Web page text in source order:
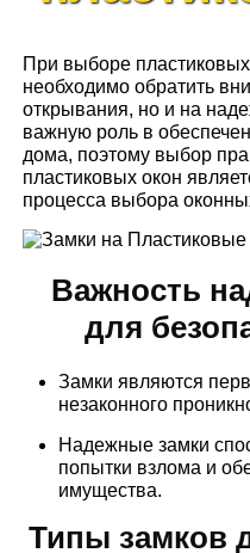
При выборе
необходимо обратить
открывания, но и на
важную роль в
дома, поэтому выбор
пластиковых окон
процесса выбора
Важность
для
Замки являются
незаконного
Надежные замки
попытки взлома и
имущества.
Типы замков